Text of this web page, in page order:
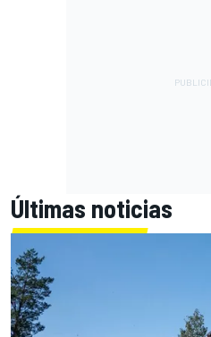
Últimas noticias